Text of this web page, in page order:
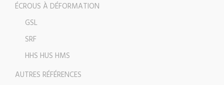
ÉCROUS À DÉFORMATION
GSL
SRF
HHS HUS HMS
AUTRES RÉFÉRENCES